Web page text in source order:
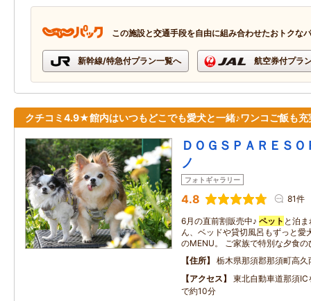
この施設と交通手段を自由に組み合わせたおトクな
新幹線/特急付プラン一覧へ 航空券付プラ
クチコミ4.9★館内はいつもどこでも愛犬と一緒♪ワンコご飯も充
ＤＯＧＳＰＡＲＥＳ
ノ
フォトギャラリー
4.8 81件
6月の直前割販売中♪ ペット と泊
ん、ベッドや貸切風呂もずっと愛
のMENU。 ご家族で特別な夕食の
住所
栃木県那須郡那須町高
アクセス
東北自動車道那須
で約10分